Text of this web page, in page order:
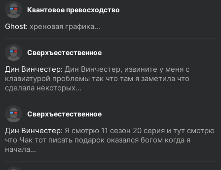
Квантовое превосходство
Ghost: хреновая графика...
Сверхъестественное
Дин Винчестер: Дин Винчестер, извините у меня с
клавиатурой проблемы так что там я заметила что
сделала некоторых...
Сверхъестественное
Дин Винчестер: Я смотрю 11 сезон 20 серия и тут смотрю
что Чак тот писать подарок оказался богом когда я
начала...